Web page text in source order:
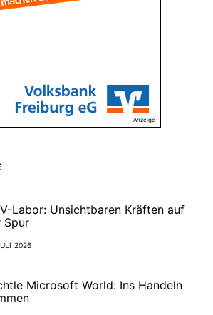
Anzeige
Labor: Unsichtbaren Kräften auf
Spur
2026
Microsoft World: Ins Handeln